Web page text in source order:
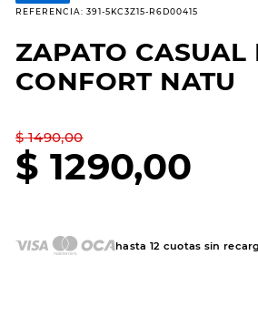
REFERENCIA: 391-5KC3Z15-R6D00415
ZAPATO CASUAL
CONFORT NATU
$ 1490,00
$ 1290,00
hasta 12 cuotas sin
3.